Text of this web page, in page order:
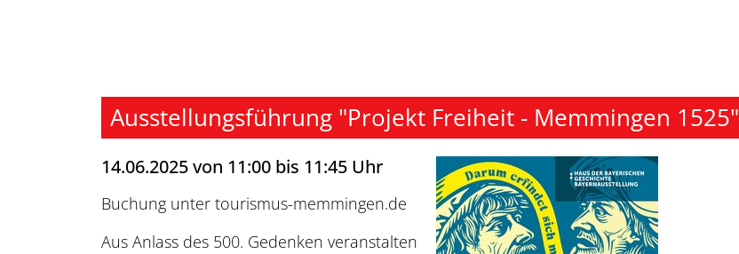
Ausstellungsführung "Projekt Freiheit - Memmingen 1525"
14.06.2025 von 11:00 bis 11:45 Uhr
Buchung unter tourismus-memmingen.de
Aus Anlass des 500. Gedenken veranstalten